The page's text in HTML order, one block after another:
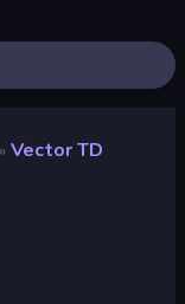
» Vector TD